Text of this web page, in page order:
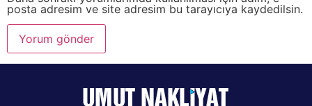
posta adresim ve site adresim bu tarayıcıya kaydedilsin.